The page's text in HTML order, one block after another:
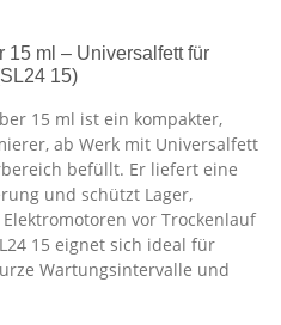
15 ml – Universalfett für
15)
15 ml ist ein kompakter,
ab Werk mit Universalfett
befüllt. Er liefert eine
und schützt Lager,
vor Trockenlauf
15 eignet sich ideal für
Wartungsintervalle und